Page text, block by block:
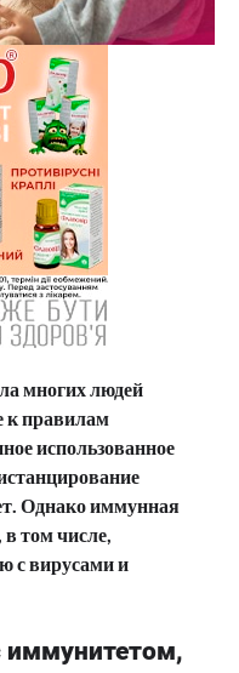
многих людей
к правилам
использованное
Однако иммунная
в том числе,
с вирусами и
иммунитетом,